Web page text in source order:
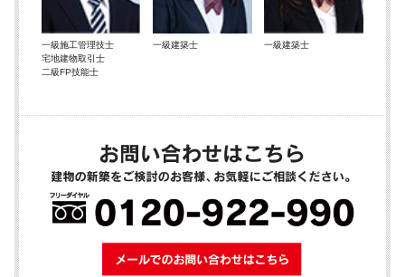
一級施工管理技士
宅地建物取引士
二級FP技能士
一級建築士 一級建築士
メールでのお